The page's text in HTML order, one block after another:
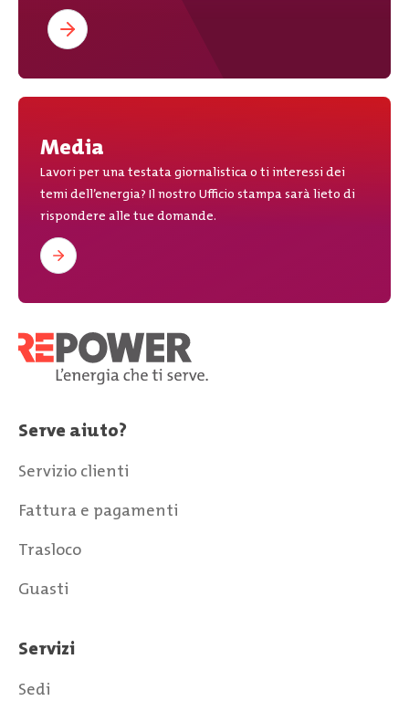
Media
Lavori per una testata giornalistica o ti interessi dei
temi dell’energia? Il nostro Ufficio stampa sarà lieto di
rispondere alle tue domande.
Serve aiuto?
Servizio clienti
Fattura e pagamenti
Trasloco
Guasti
Servizi
Sedi